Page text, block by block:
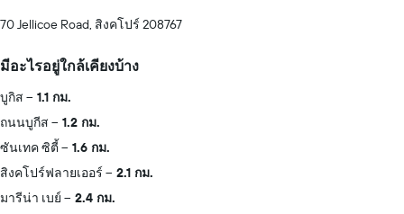
70 Jellicoe Road, สิงคโปร์ 208767
มีอะไรอยู่ใกล้เคียงบ้าง
บูกิส
1.1 กม.
ถนนบูกีส
1.2 กม.
ซันเทค ซิตี้
1.6 กม.
สิงคโปร์ฟลายเออร์
2.1 กม.
มารีน่า เบย์
2.4 กม.